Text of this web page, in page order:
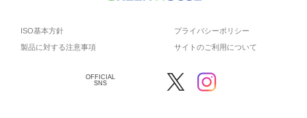
ISO基本方針
プライバシーポリシー
製品に対する注意事項
サイトのご利用について
OFFICIAL
SNS